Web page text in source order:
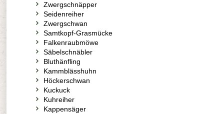
Zwergschnäpper
Seidenreiher
Zwergschwan
Samtkopf-Grasmücke
Falkenraubmöwe
Säbelschnäbler
Bluthänfling
Kammblässhuhn
Höckerschwan
Kuckuck
Kuhreiher
Kappensäger